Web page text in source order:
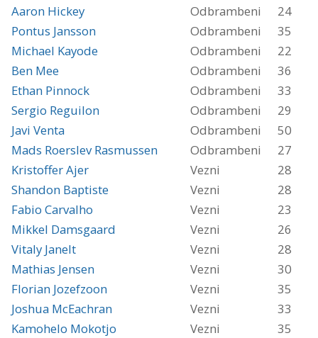
Aaron Hickey
Odbrambeni
24
Pontus Jansson
Odbrambeni
35
Michael Kayode
Odbrambeni
22
Ben Mee
Odbrambeni
36
Ethan Pinnock
Odbrambeni
33
Sergio Reguilon
Odbrambeni
29
Javi Venta
Odbrambeni
50
Mads Roerslev Rasmussen
Odbrambeni
27
Kristoffer Ajer
Vezni
28
Shandon Baptiste
Vezni
28
Fabio Carvalho
Vezni
23
Mikkel Damsgaard
Vezni
26
Vitaly Janelt
Vezni
28
Mathias Jensen
Vezni
30
Florian Jozefzoon
Vezni
35
Joshua McEachran
Vezni
33
Kamohelo Mokotjo
Vezni
35